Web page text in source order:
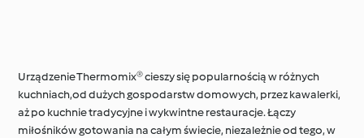
Urządzenie Thermomix® cieszy się popularnością w różnych
kuchniach,od dużych gospodarstw domowych, przez kawalerki,
aż po kuchnie tradycyjne i wykwintne restauracje. Łączy
miłośników gotowania na całym świecie, niezależnie od tego, w